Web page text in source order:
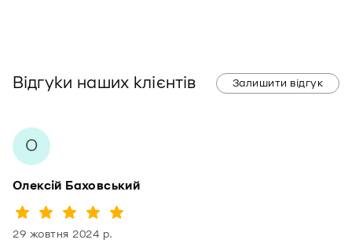
Відгуки наших клієнтів Залишити відгук
О
Олексій Баховський
29 жовтня 2024 р.